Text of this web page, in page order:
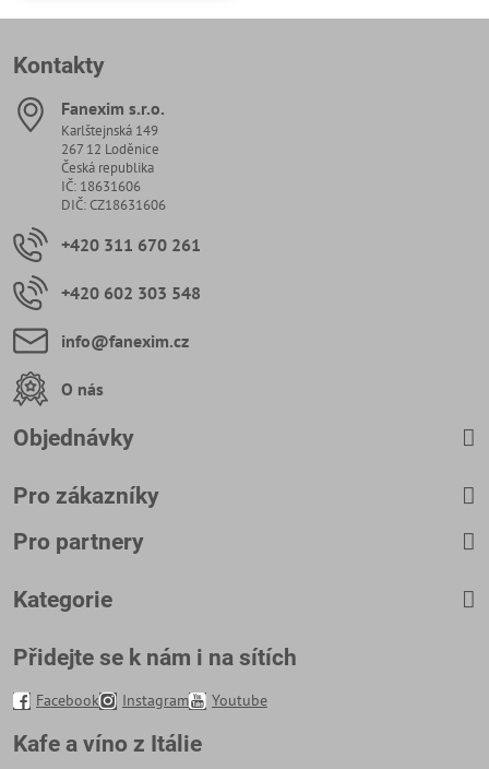
Kontakty
Fanexim s​.r​.o​.
Karlštejnská 149
267 12 Loděnice
Česká republika
IČ: 18631606
DIČ: CZ18631606
+420 311 670 261
+420 602 303 548
info​@fanexim​.cz
O nás
Objednávky
Pro zákazníky
Pro partnery
Kategorie
Přidejte se k nám i na sítích
Facebook Instagram Youtube
Kafe a víno z Itálie